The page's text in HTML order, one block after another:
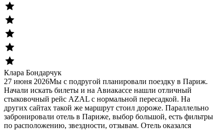
Клара Бондарчук
27 июня 2026Мы с подругой планировали поездку в Париж.
Начали искать билеты и на Авиакассе нашли отличный
стыковочный рейс AZAL с нормальной пересадкой. На
других сайтах такой же маршрут стоил дороже. Параллельно
забронировали отель в Париже, выбор большой, есть фильтры
по расположению, звездности, отзывам. Отель оказался